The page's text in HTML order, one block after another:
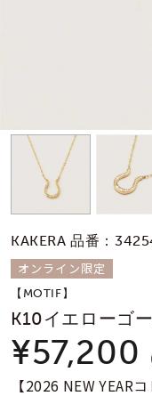
誕生石
モチーフ
石の色
ファッションテイス
ト
着用シーン
KAKERA 品番：
オンライン限定
【MOTIF】
K10イエローゴ
¥57,200
【2026 NEW YEAR